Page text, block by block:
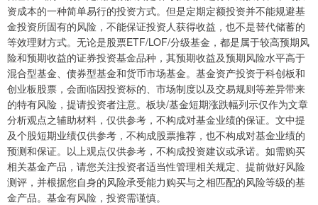
资成本的一种简单易行的投资方式。但是定期定额投资并不能规避基
金投资所固有的风险，不能保证投资人获得收益，也不是替代储蓄的
等效理财方式。无论是股票ETF/LOF/分级基金，都是属于较高预期风
险和预期收益的证券投资基金品种，其预期收益及预期风险水平高于
混合型基金、债券型基金和货币市场基金。基金资产投资于科创板和
创业板股票，会面临因投资标的、市场制度以及交易规则等差异带来
的特有风险，提请投资者注意。板块/基金短期涨跌幅列示仅作为文章
分析观点之辅助材料，仅供参考，不构成对基金业绩的保证。文中提
及个股短期业绩仅供参考，不构成股票推荐，也不构成对基金业绩的
预测和保证。以上观点仅供参考，不构成投资建议或承诺。如需购买
相关基金产品，请您关注投资者适当性管理相关规定、提前做好风险
测评，并根据您自身的风险承受能力购买与之相匹配的风险等级的基
金产品。基金有风险，投资需谨慎。